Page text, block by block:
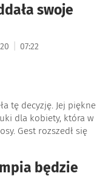
swoje
07:22
tę decyzję. Jej piękne
dla kobiety, która w
Gest rozszedł się
będzie